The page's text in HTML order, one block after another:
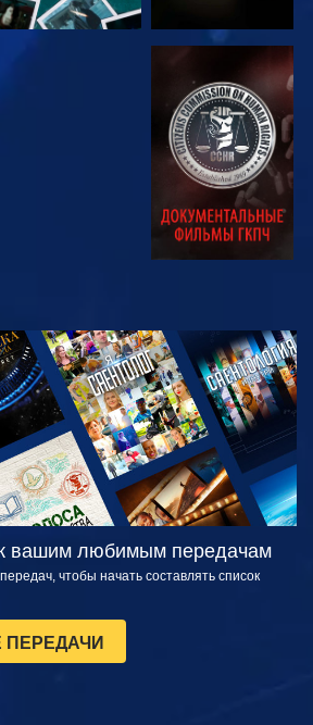
СМОТРЕТЬ
СМОТРЕТЬ
ПЕРЕДАЧИ
вашим любимым передачам
чтобы начать составлять список
ПЕРЕДАЧИ